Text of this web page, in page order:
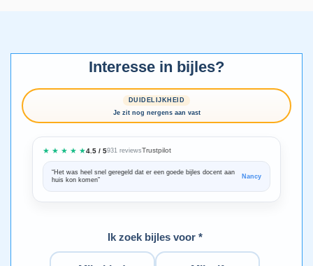
Interesse in bijles?
DUIDELIJKHEID
Je zit nog nergens aan vast
★ ★ ★ ★ ★4.5 / 5931 reviewsTrustpilot
“Het was heel snel geregeld dat er een goede bijles docent aan
huis kon komen”
Nancy
Ik zoek bijles voor *